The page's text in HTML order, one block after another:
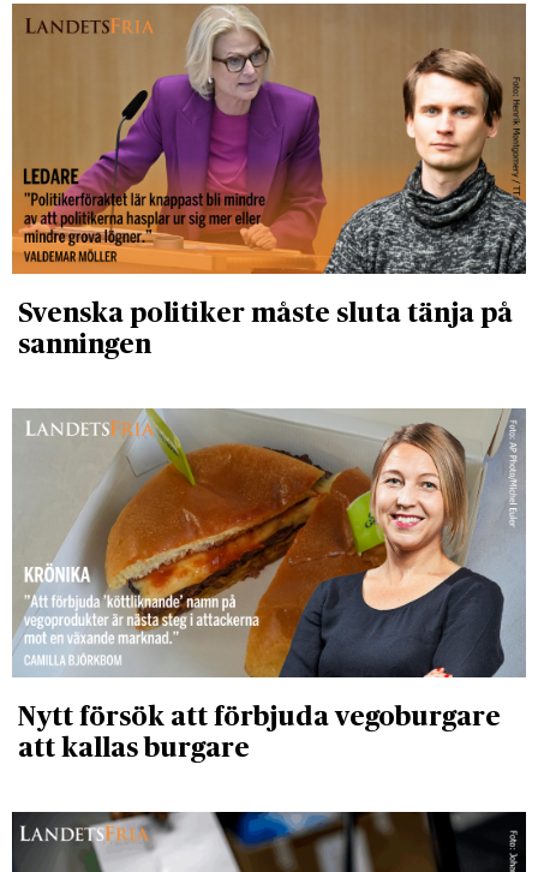
Svenska politiker måste sluta tänja på
sanningen
Nytt försök att förbjuda vegoburgare
att kallas burgare